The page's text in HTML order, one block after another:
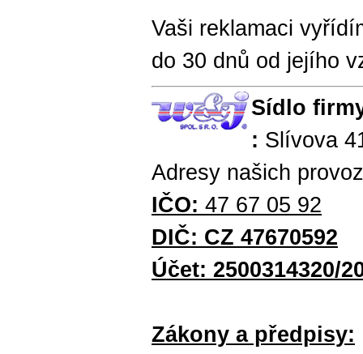
Vaši reklamaci
do 30 dnů od jejího
Sídlo
: Slívova
Adresy našich
IČO: 47 67 05 92
DIČ: CZ 47670592
Účet: 2500314320/
Zákony a předpisy: